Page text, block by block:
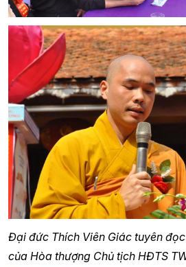
Đại đức Thích Viên Giác tuyên
của Hòa thượng Chủ tịch HĐTS